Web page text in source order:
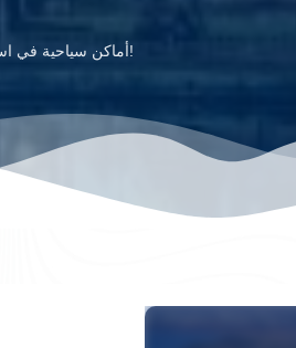
أماكن سياحية في اسطنبول غير معروفة لدى الكثيرين تستحق الزيارة!